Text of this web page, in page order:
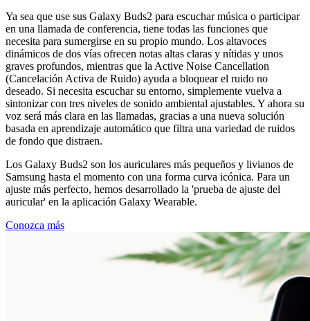
Ya sea que use sus Galaxy Buds2 para escuchar música o participar
en una llamada de conferencia, tiene todas las funciones que
necesita para sumergirse en su propio mundo. Los altavoces
dinámicos de dos vías ofrecen notas altas claras y nítidas y unos
graves profundos, mientras que la Active Noise Cancellation
(Cancelación Activa de Ruido) ayuda a bloquear el ruido no
deseado. Si necesita escuchar su entorno, simplemente vuelva a
sintonizar con tres niveles de sonido ambiental ajustables. Y ahora su
voz será más clara en las llamadas, gracias a una nueva solución
basada en aprendizaje automático que filtra una variedad de ruidos
de fondo que distraen.
Los Galaxy Buds2 son los auriculares más pequeños y livianos de
Samsung hasta el momento con una forma curva icónica. Para un
ajuste más perfecto, hemos desarrollado la 'prueba de ajuste del
auricular' en la aplicación Galaxy Wearable.
Conozca más